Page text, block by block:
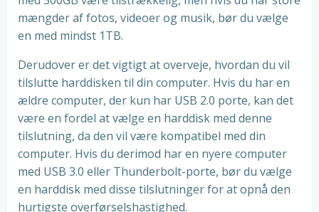
mængder af fotos, videoer og musik, bør du vælge
en med mindst 1TB.
Derudover er det vigtigt at overveje, hvordan du vil
tilslutte harddisken til din computer. Hvis du har en
ældre computer, der kun har USB 2.0 porte, kan det
være en fordel at vælge en harddisk med denne
tilslutning, da den vil være kompatibel med din
computer. Hvis du derimod har en nyere computer
med USB 3.0 eller Thunderbolt-porte, bør du vælge
en harddisk med disse tilslutninger for at opnå den
hurtigste overførselshastighed.